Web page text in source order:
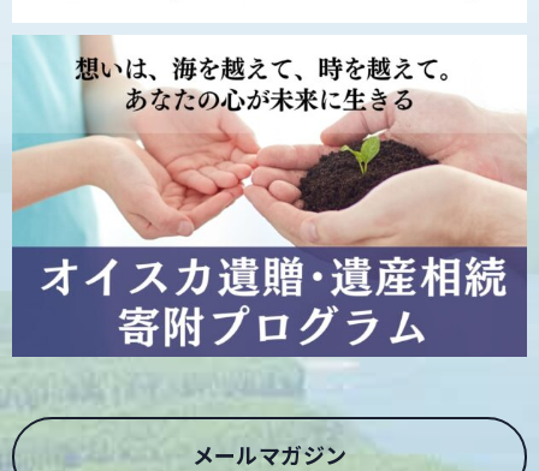
メールマガジン